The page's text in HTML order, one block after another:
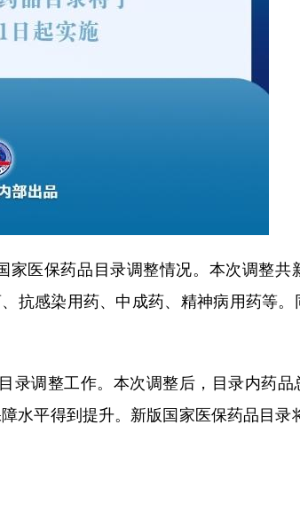
医保药品目录调整情况。本次调整共
抗感染用药、中成药、精神病用药等。
调整工作。本次调整后，目录内药品
水平得到提升。新版国家医保药品目录